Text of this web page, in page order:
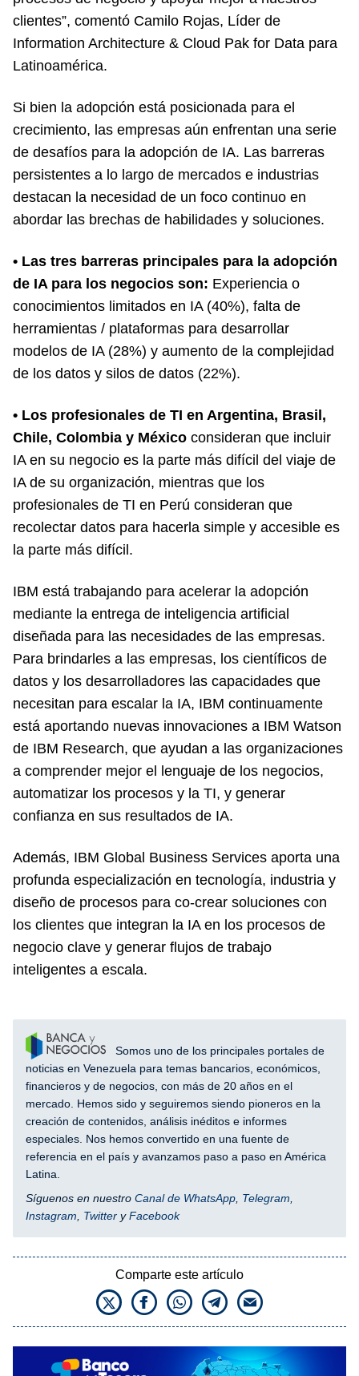
clientes”, comentó Camilo Rojas, Líder de
Information Architecture & Cloud Pak for Data para
Latinoamérica.
Si bien la adopción está posicionada para el
crecimiento, las empresas aún enfrentan una serie
de desafíos para la adopción de IA. Las barreras
persistentes a lo largo de mercados e industrias
destacan la necesidad de un foco continuo en
abordar las brechas de habilidades y soluciones.
• Las tres barreras principales para la adopción
de IA para los negocios son: Experiencia o
conocimientos limitados en IA (40%), falta de
herramientas / plataformas para desarrollar
modelos de IA (28%) y aumento de la complejidad
de los datos y silos de datos (22%).
• Los profesionales de TI en Argentina, Brasil,
Chile, Colombia y México consideran que incluir
IA en su negocio es la parte más difícil del viaje de
IA de su organización, mientras que los
profesionales de TI en Perú consideran que
recolectar datos para hacerla simple y accesible es
la parte más difícil.
IBM está trabajando para acelerar la adopción
mediante la entrega de inteligencia artificial
diseñada para las necesidades de las empresas.
Para brindarles a las empresas, los científicos de
datos y los desarrolladores las capacidades que
necesitan para escalar la IA, IBM continuamente
está aportando nuevas innovaciones a IBM Watson
de IBM Research, que ayudan a las organizaciones
a comprender mejor el lenguaje de los negocios,
automatizar los procesos y la TI, y generar
confianza en sus resultados de IA.
Además, IBM Global Business Services aporta una
profunda especialización en tecnología, industria y
diseño de procesos para co-crear soluciones con
los clientes que integran la IA en los procesos de
negocio clave y generar flujos de trabajo
inteligentes a escala.
Somos uno de los principales portales de
noticias en Venezuela para temas bancarios, económicos,
financieros y de negocios, con más de 20 años en el
mercado. Hemos sido y seguiremos siendo pioneros en la
creación de contenidos, análisis inéditos e informes
especiales. Nos hemos convertido en una fuente de
referencia en el país y avanzamos paso a paso en América
Latina.
Síguenos en nuestro Canal de WhatsApp Telegram
Instagram
Twitter yFacebook
Comparte este artículo